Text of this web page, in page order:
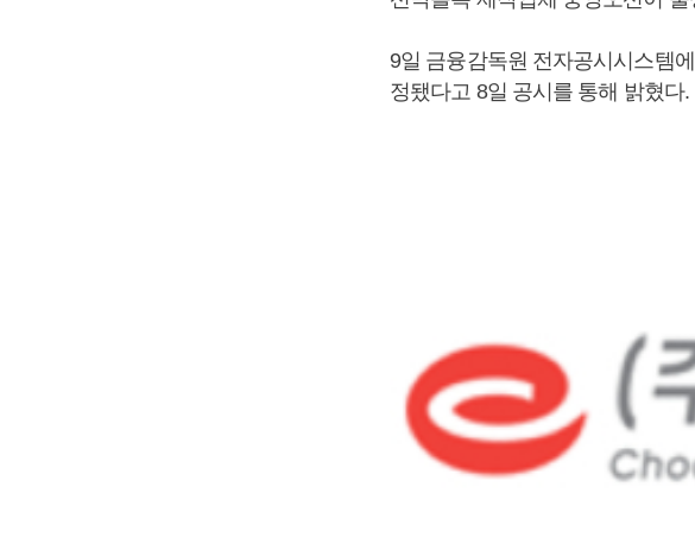
9일 금융감독원 전자공시시스템
정됐다고 8일 공시를 통해 밝혔다.